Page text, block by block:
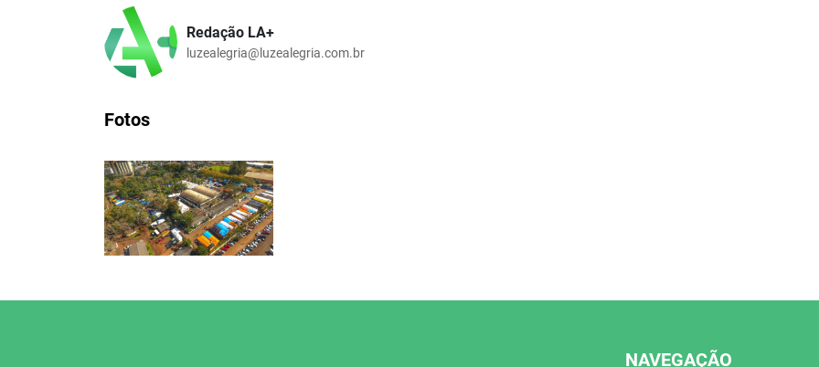
Redação LA+
luzealegria@luzealegria.com.br
Fotos
NAVEGAÇÃO